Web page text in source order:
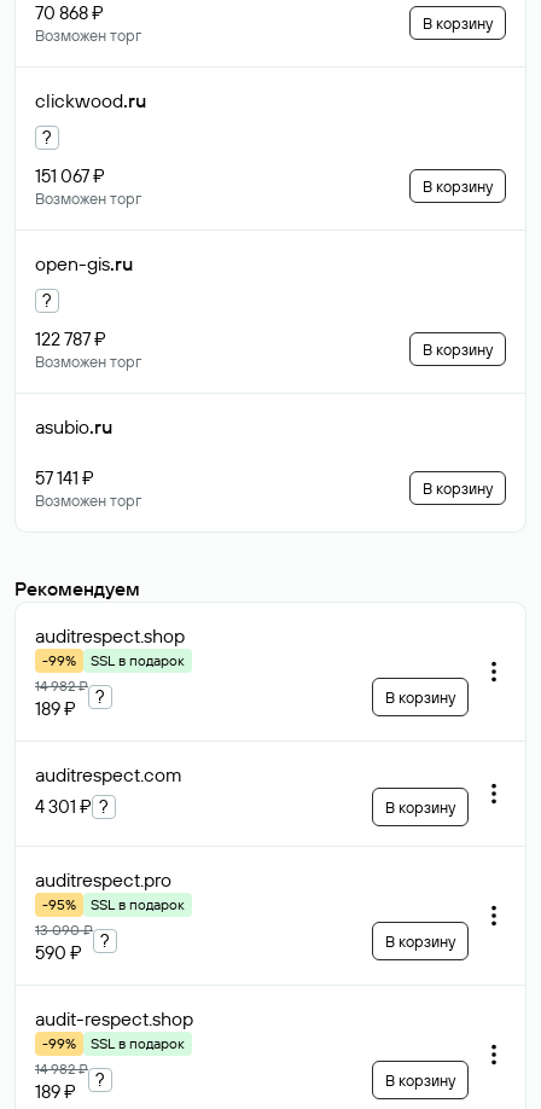
70 868 ₽
Возможен торг
В корзину
clickwood.ru
?
151 067 ₽
Возможен торг
В корзину
open-gis.ru
?
122 787 ₽
Возможен торг
В корзину
asubio.ru
57 141 ₽
Возможен торг
В корзину
Рекомендуем
auditrespect.shop
-99%
SSL в подарок
14 982 ₽
189 ₽
? В корзину
auditrespect.com
4 301 ₽ ? В корзину
auditrespect.pro
-95%
SSL в подарок
13 090 ₽
590 ₽
? В корзину
audit-respect.shop
-99%
SSL в подарок
14 982 ₽
189 ₽
? В корзину